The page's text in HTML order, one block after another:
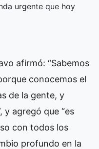
urgente que hoy
afirmó: “Sabemos
conocemos el
de la gente, y
y agregó que “es
con todos los
profundo en la